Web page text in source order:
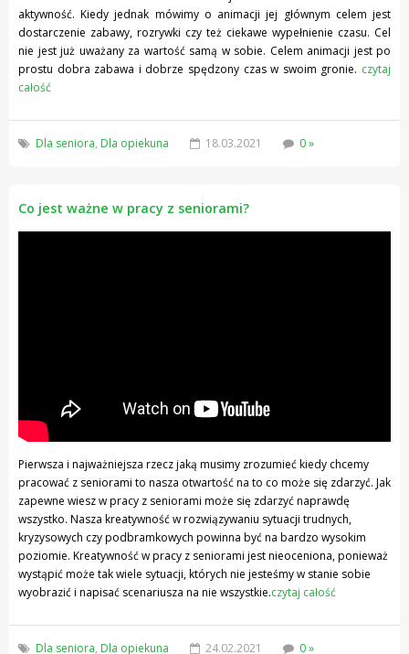
aktywność. Kiedy jednak mówimy o animacji jej głównym celem jest
dostarczenie zabawy, rozrywki czy też ciekawe wypełnienie czasu. Cel
nie jest już uważany za wartość samą w sobie. Celem animacji jest po
prostu dobra zabawa i dobrze spędzony czas w swoim gronie. czytaj
całość
Dla seniora, Dla opiekuna 18.03.2021 0 »
Co jest ważne w pracy z seniorami?
Pierwsza i najważniejsza rzecz jaką musimy zrozumieć kiedy chcemy
pracować z seniorami to nasza otwartość na to co może się zdarzyć. Jak
zapewne wiesz w pracy z seniorami może się zdarzyć naprawdę
wszystko. Nasza kreatywność w rozwiązywaniu sytuacji trudnych,
kryzysowych czy podbramkowych powinna być na bardzo wysokim
poziomie. Kreatywność w pracy z seniorami jest nieoceniona, ponieważ
wystąpić może tak wiele sytuacji, których nie jesteśmy w stanie sobie
wyobrazić i napisać scenariusza na nie wszystkie.czytaj całość
Dla seniora, Dla opiekuna 24.02.2021 0 »